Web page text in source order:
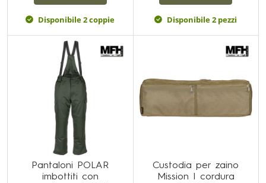
Disponibile 2 coppie Disponibile 2 pezzi
Pantaloni POLAR
imbottiti con
Custodia per zaino
Mission I cordura